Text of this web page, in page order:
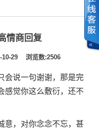
情商回复
10-29 浏览数:2506
说一句谢谢，那是完
感觉你这么敷衍，还不
，对你念念不忘，甚